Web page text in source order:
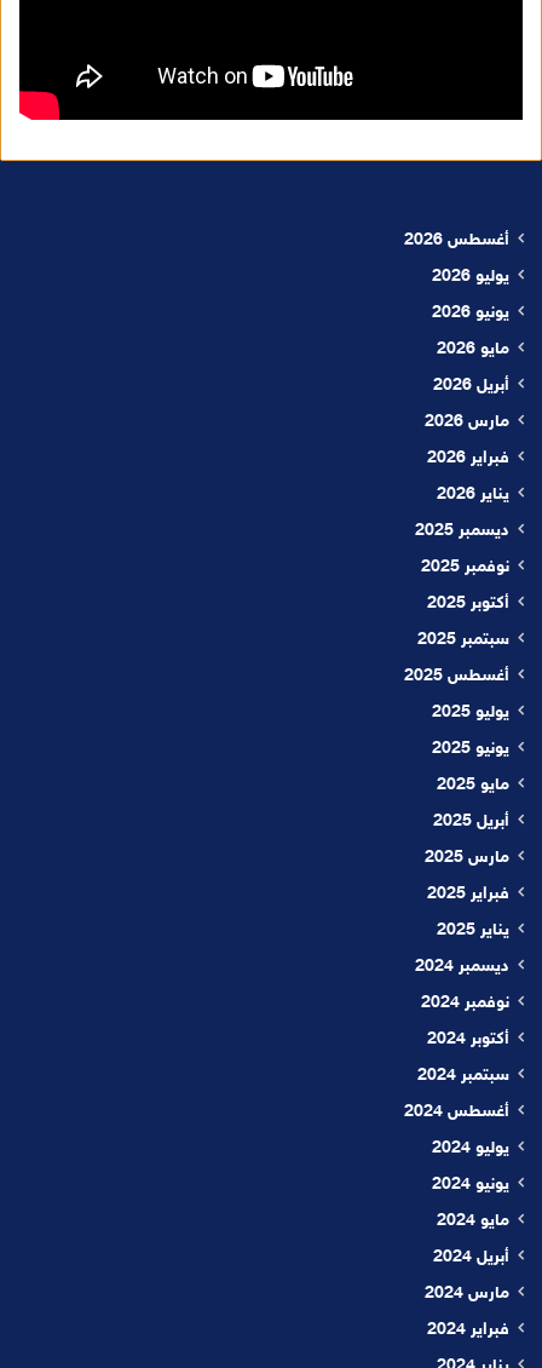
أغسطس 2026
يوليو 2026
يونيو 2026
مايو 2026
أبريل 2026
مارس 2026
فبراير 2026
يناير 2026
ديسمبر 2025
نوفمبر 2025
أكتوبر 2025
سبتمبر 2025
أغسطس 2025
يوليو 2025
يونيو 2025
مايو 2025
أبريل 2025
مارس 2025
فبراير 2025
يناير 2025
ديسمبر 2024
نوفمبر 2024
أكتوبر 2024
سبتمبر 2024
أغسطس 2024
يوليو 2024
يونيو 2024
مايو 2024
أبريل 2024
مارس 2024
فبراير 2024